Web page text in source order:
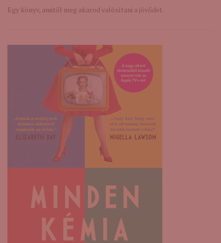
Egy könyv, amitől meg akarod valósítani a jövődet.